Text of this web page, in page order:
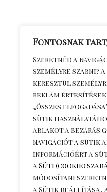
Fontosnak
Szeretnéd a
személyre szabni?
keresztül
reklám
„Összes
sütik
ablakot a bezárás
navigációt a sütik
információért a
a Süti (cookie)
módosítani
a Sütik beállítása,